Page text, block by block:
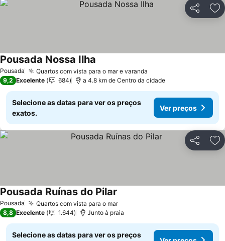
Partilhar
Pousada Quartos com vista para o mar e varanda
Pousada Nossa Ilha
9,2 Excelente 684 a 4.8 km de Centro da cidade
Selecione as datas para ver os preços
exatos.
Ver preços
Partilhar
Pousada Quartos com vista para o marVer preços
Pousada Ruínas do Pilar
8,8 Excelente 1.644 Junto à praia
Selecione as datas para ver os preços